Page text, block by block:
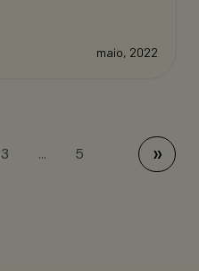
maio, 2022
3 … 5
Próximo
»